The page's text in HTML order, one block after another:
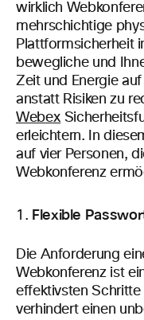
wirklich
mehrschichtige
Plattformsicherheit
bewegliche und
Zeit und Energie
anstatt Risiken zu
Webex
erleichtern. In
auf vier Personen,
Webkonferenz
Flexible
Die Anforderung
Webkonferenz ist
effektivsten Schritte
verhindert einen